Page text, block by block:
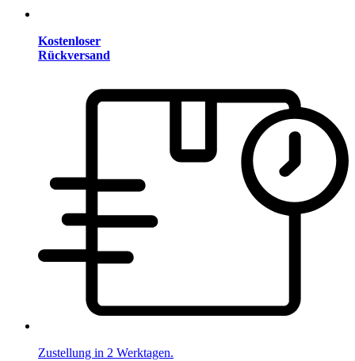
Kostenloser
Rückversand
Zustellung in 2 Werktagen.